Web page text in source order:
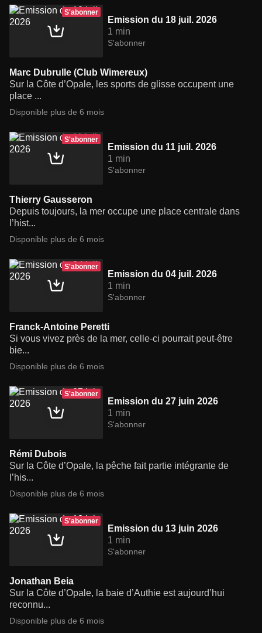
S'abonner
Emission du 18 juil. 2026
1 min
S'abonner
Marc Dubrulle (Club Wimereux)
Sur la Côte d’Opale, les sports de glisse occupent une
place ...
Disponible plus de 6 mois
S'abonner
Emission du 11 juil. 2026
1 min
S'abonner
Thierry Gausseron
Depuis toujours, la mer occupe une place centrale dans
l’hist...
Disponible plus de 6 mois
S'abonner
Emission du 04 juil. 2026
1 min
S'abonner
Franck-Antoine Peretti
Si vous vivez près de la mer, celle-ci pourrait peut-être
bie...
Disponible plus de 6 mois
S'abonner
Emission du 27 juin 2026
1 min
S'abonner
Rémi Dubois
Sur la Côte d’Opale, la pêche fait partie intégrante de
l’his...
Disponible plus de 6 mois
S'abonner
Emission du 13 juin 2026
1 min
S'abonner
Jonathan Beia
Sur la Côte d’Opale, la baie d’Authie est aujourd’hui
reconnu...
Disponible plus de 6 mois